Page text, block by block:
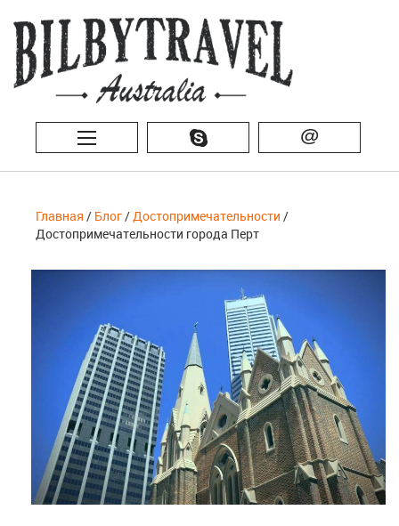
@
Главная / Блог/Достопримечательности /
Достопримечательности города Перт